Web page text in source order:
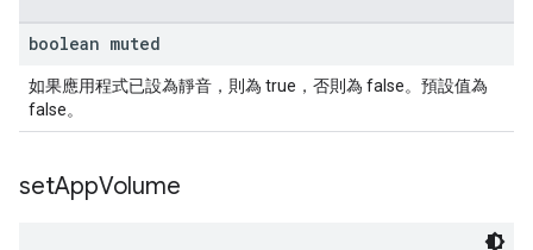
boolean muted
如果應用程式已設為靜音，則為 true，否則為 false。預設值為
false。
setAppVolume